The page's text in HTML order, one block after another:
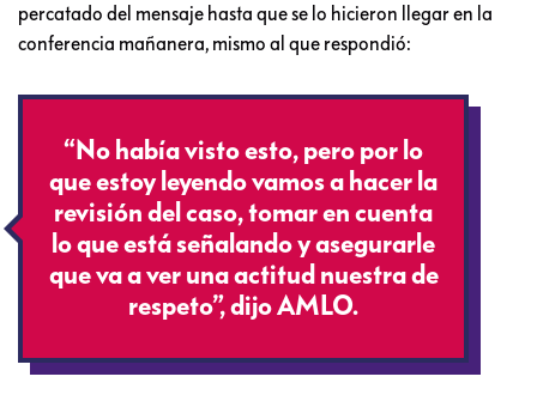
percatado del mensaje hasta que se lo hicieron llegar en la
conferencia mañanera, mismo al que respondió:
“No había visto esto, pero por lo
que estoy leyendo vamos a hacer la
revisión del caso, tomar en cuenta
lo que está señalando y asegurarle
que va a ver una actitud nuestra de
respeto”, dijo AMLO.